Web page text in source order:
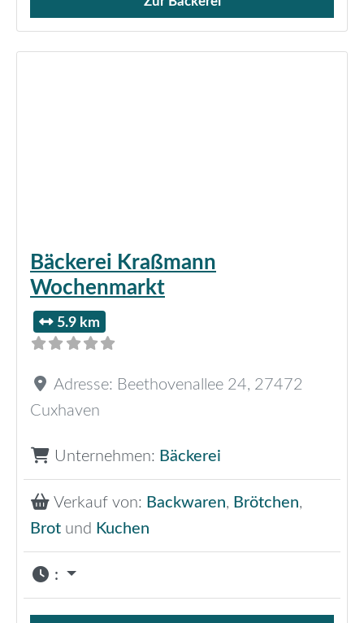
Verkauf von Brötchen,
Bäckerei Kraßmann
Wochenmarkt
5.9 km
Adresse: Beethovenallee 24, 27472
Cuxhaven
Unternehmen: Bäckerei
Verkauf von: Backwaren, Brötchen,
Brot und Kuchen
: